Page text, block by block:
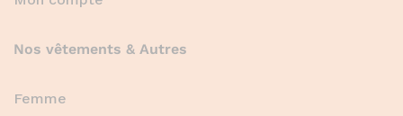
Nos vêtements & Autres
Femme